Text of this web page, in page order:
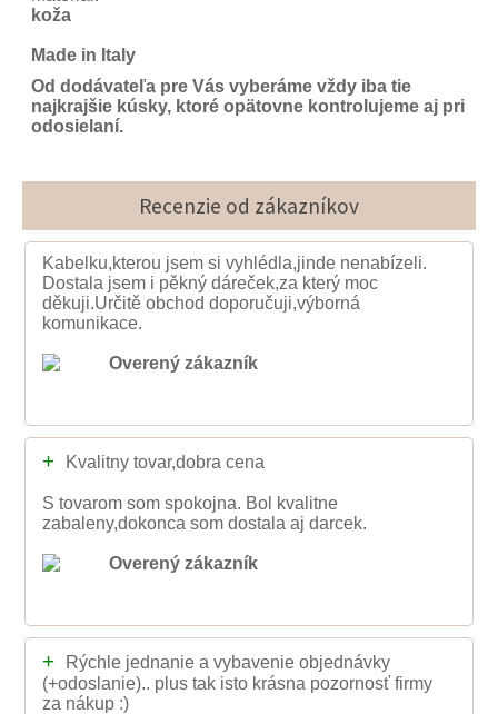
koža
Made in Italy
Od dodávateľa pre Vás vyberáme vždy iba tie
najkrajšie kúsky, ktoré opätovne kontrolujeme aj pri
odosielaní.
Recenzie od zákazníkov
Kabelku,kterou jsem si vyhlédla,jinde nenabízeli.
Dostala jsem i pěkný dáreček,za který moc
děkuji.Určitě obchod doporučuji,výborná
komunikace.
Overený zákazník
+ Kvalitny tovar,dobra cena
S tovarom som spokojna. Bol kvalitne
zabaleny,dokonca som dostala aj darcek.
Overený zákazník
+
Rýchle jednanie a vybavenie objednávky
(+odoslanie).. plus tak isto krásna pozornosť firmy
za nákup :)